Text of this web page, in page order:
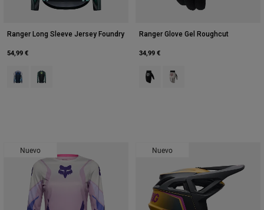
Ranger Long Sleeve Jersey Foundry
54,99 €
Product swatch type of Azul medianoche.
Product swatch type of Verde salvia.
Ranger Glove Gel Roughcut
34,99 €
Product swatch type of Negro.
Product swatch type of
Nuevo Nuevo